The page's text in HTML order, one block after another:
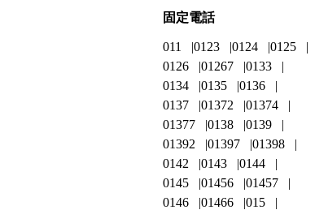
固定電話
011 0123 0124
0125
0126
01267
0133
0134
0135
0136
0137
01372
01374
01377
0138
0139
01392
01397
01398
0142
0143
0144
0145
01456
01457
0146
01466
015